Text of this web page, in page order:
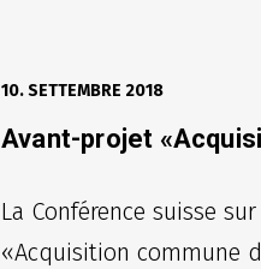
10. SETTEMBRE 2018
Avant-projet
La Conférence suisse
«Acquisition commune